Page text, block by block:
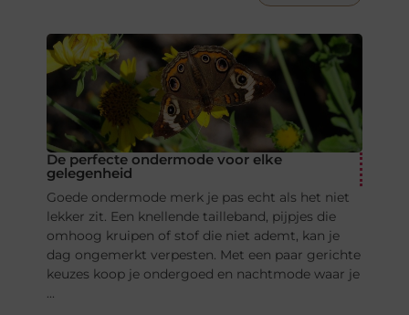
De perfecte ondermode voor elke
gelegenheid
Goede ondermode merk je pas echt als het niet
lekker zit. Een knellende tailleband, pijpjes die
omhoog kruipen of stof die niet ademt, kan je
dag ongemerkt verpesten. Met een paar gerichte
keuzes koop je ondergoed en nachtmode waar je
...